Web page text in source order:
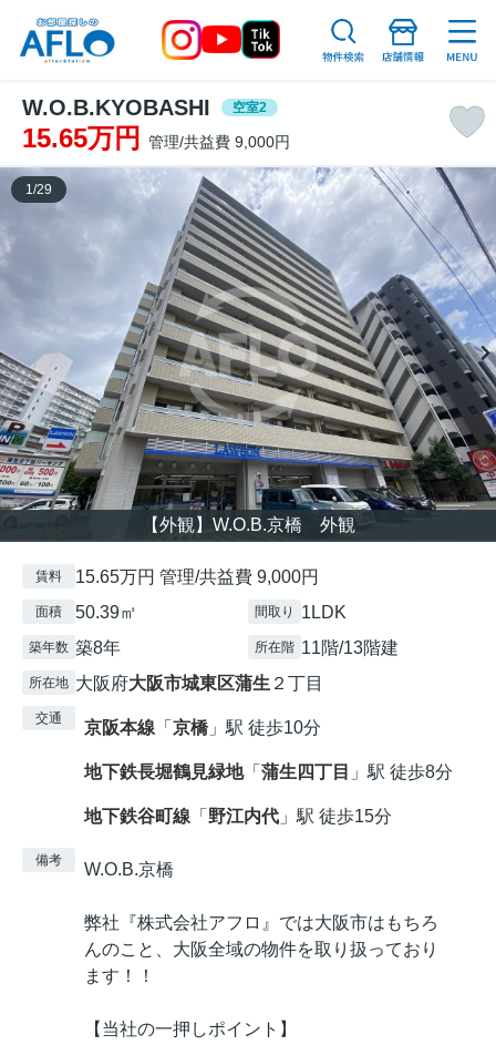
W.O.B.KYOBASHI 空室2
15.65万円 管理/共益費 9,000円
【外観】W.O.B.京橋 外観
1 /29
賃料 15.65万円 管理/共益費 9,000円
面積 50.39㎡ 間取り 1LDK
築年数 築8年 所在階 11階/13階建
所在地 大阪府大阪市城東区蒲生 ２丁目
交通 京阪本線 「 京橋」駅 徒歩10分
地下鉄長堀鶴見緑地「 蒲生四丁目 」駅 徒歩8分
地下鉄谷町線 「 野江内代 」駅 徒歩15分
備考 W.O.B.京橋
弊社『株式会社アフロ』では大阪市はもちろ
んのこと、大阪全域の物件を取り扱っており
ます！！
【当社の一押しポイント】